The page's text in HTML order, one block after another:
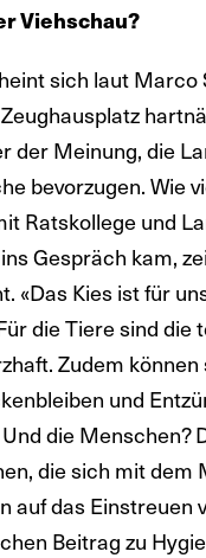
Viehschau?
sich laut Marco
der Meinung, die
bevorzugen. Wie
Ratskollege und
Gespräch kam,
«Das Kies ist für
die Tiere sind die
Zudem können
und
die Menschen?
die sich mit dem
auf das Einstreuen
Beitrag zu